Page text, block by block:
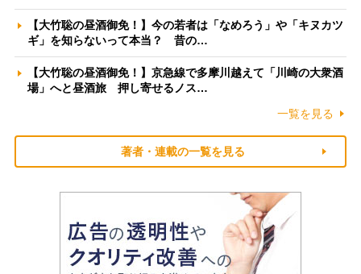
【大竹聡の昼酒御免！】今の若者は「なめろう」や「キヌカツ
ギ」を知らないって本当？ 昔の…
【大竹聡の昼酒御免！】京急線で多摩川越えて「川崎の大衆酒
場」へと昼酒旅 押し寄せるノス…
一覧を見る
著者・連載の一覧を見る